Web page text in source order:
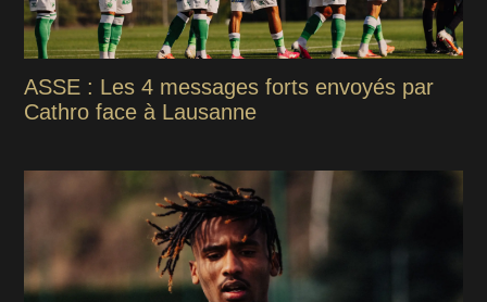
ASSE : Les 4 messages forts envoyés par
Cathro face à Lausanne